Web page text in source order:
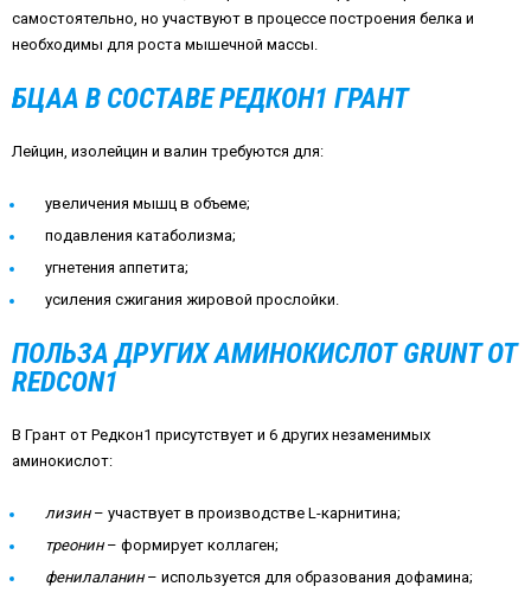
самостоятельно, но участвуют в процессе построения белка и
необходимы для роста мышечной массы.
БЦАА В СОСТАВЕ РЕДКОН1 ГРАНТ
Лейцин, изолейцин и валин требуются для:
увеличения мышц в объеме;
подавления катаболизма;
угнетения аппетита;
усиления сжигания жировой прослойки.
ПОЛЬЗА ДРУГИХ АМИНОКИСЛОТ GRUNT ОТ
REDCON1
В Грант от Редкон1 присутствует и 6 других незаменимых
аминокислот:
лизин– участвует в производстве L-карнитина;
треонин– формирует коллаген;
фенилаланин– используется для образования дофамина;